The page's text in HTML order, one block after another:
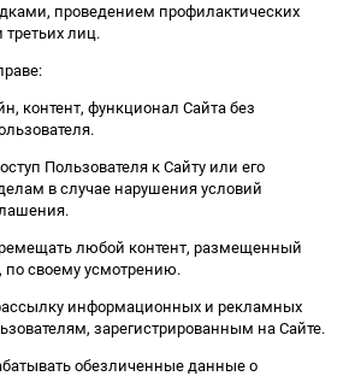
проведением профилактических
лиц.
контент, функционал Сайта без
Пользователя к Сайту или его
в случае нарушения условий
любой контент, размещенный
по своему усмотрению.
информационных и рекламных
зарегистрированным на Сайте.
обезличенные данные о